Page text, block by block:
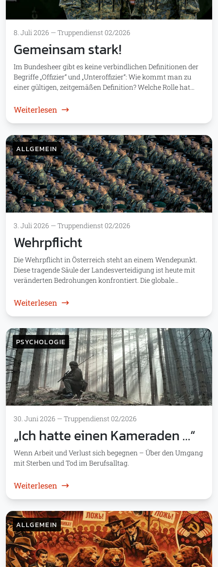
8. Juli 2026 — Truppendienst 02/2026
Gemeinsam stark!
Im Bundesheer gibt es keine verbindlichen Definitionen der
Begriffe „Offizier“ und „Unteroffizier“: Wie kommt man zu
einer gültigen, zeitgemäßen Definition? Welche Rolle hat…
Weiterlesen : Gemeinsam stark!
ALLGEMEIN
3. Juli 2026 — Truppendienst 02/2026
Wehrpflicht
Die Wehrpflicht in Österreich steht an einem Wendepunkt.
Diese tragende Säule der Landesverteidigung ist heute mit
veränderten Bedrohungen konfrontiert. Die globale…
Weiterlesen : Wehrpflicht
PSYCHOLOGIE
30. Juni 2026 — Truppendienst 02/2026
„Ich hatte einen Kameraden …“
Wenn Arbeit und Verlust sich begegnen – Über den Umgang
mit Sterben und Tod im Berufsalltag.
Weiterlesen : „Ich hatte einen Kameraden …“
ALLGEMEIN